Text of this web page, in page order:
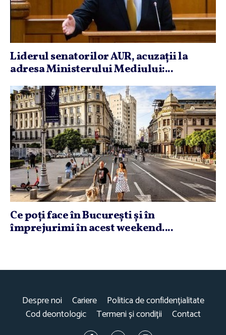
Liderul senatorilor AUR, acuzaţii la
adresa Ministerului Mediului:...
Ce poţi face în Bucureşti şi în
împrejurimi în acest weekend....
Despre noi Cariere
Politica de confidențialitate
Cod deontologic
Termeni și condiții Contact